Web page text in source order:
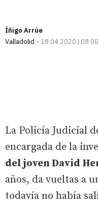
Íñigo Arrúe
Valladolid
18.04.2020 | 08:00
La Policía Judicial
encargada de la
del joven David
años, da vueltas a
todavía no había